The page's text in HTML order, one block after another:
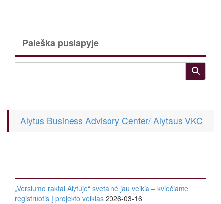
Paieška puslapyje
Alytus Business Advisory Center/ Alytaus VKC
„Verslumo raktai Alytuje“ svetainė jau veikia – kviečiame
registruotis į projekto veiklas 2026-03-16